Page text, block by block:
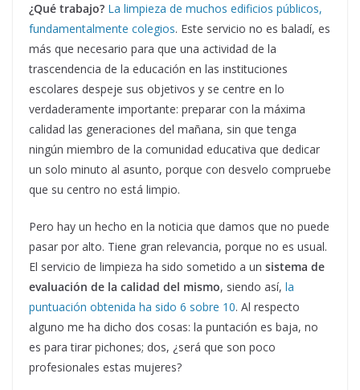
¿Qué trabajo? La limpieza de muchos edificios públicos,
fundamentalmente colegios. Este servicio no es baladí, es
más que necesario para que una actividad de la
trascendencia de la educación en las instituciones
escolares despeje sus objetivos y se centre en lo
verdaderamente importante: preparar con la máxima
calidad las generaciones del mañana, sin que tenga
ningún miembro de la comunidad educativa que dedicar
un solo minuto al asunto, porque con desvelo compruebe
que su centro no está limpio.
Pero hay un hecho en la noticia que damos que no puede
pasar por alto. Tiene gran relevancia, porque no es usual.
El servicio de limpieza ha sido sometido a un sistema de
evaluación de la calidad del mismo, siendo así, la
puntuación obtenida ha sido 6 sobre 10. Al respecto
alguno me ha dicho dos cosas: la puntación es baja, no
es para tirar pichones; dos, ¿será que son poco
profesionales estas mujeres?